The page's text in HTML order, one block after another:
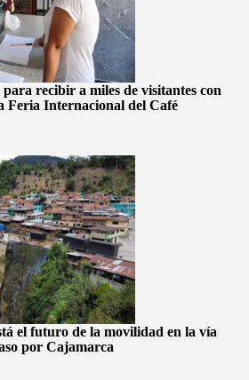
recibir a miles de visitantes con
Feria Internacional del Café
el futuro de la movilidad en la vía
por Cajamarca